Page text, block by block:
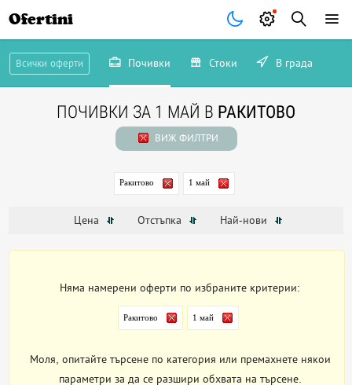
Ofertini
Всички оферти Почивки Стоки В града
ПОЧИВКИ ЗА 1 МАЙ В РАКИТОВО
ВИЖ ФИЛТРИ
Ракитово 1 май
Цена Отстъпка Най-нови
Няма намерени оферти по избраните критерии:
Ракитово 1 май
Моля, опитайте търсене по категория или премахнете някои
параметри за да се разшири обхвата на търсене.